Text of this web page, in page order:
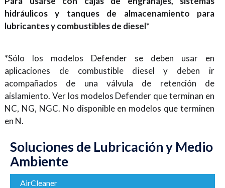
Soluciones de Lubricación y Medio
Ambiente
AirCleaner
hidráulicos y tanques de almacenamiento para
lubricantes y combustibles de diesel*
*Sólo los modelos Defender se deben usar en
aplicaciones de combustible diesel y deben ir
acompañados de una válvula de retención de
aislamiento. Ver los modelos Defender que terminan en
NC, NG, NGC. No disponible en modelos que terminen
en N.